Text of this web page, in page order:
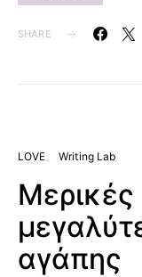
SHARE
LOVE Writing Lab
Μερικές
αγάπης